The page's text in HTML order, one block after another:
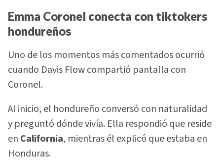
Emma Coronel conecta con tiktokers
hondureños
Uno de los momentos más comentados ocurrió
cuando Davis Flow compartió pantalla con
Coronel.
Al inicio, el hondureño conversó con naturalidad
y preguntó dónde vivía. Ella respondió que reside
en California, mientras él explicó que estaba en
Honduras.